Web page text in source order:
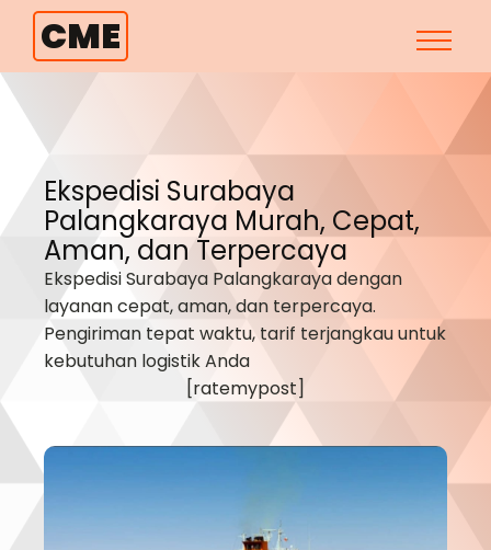
CME
Ekspedisi Surabaya
Palangkaraya Murah, Cepat,
Aman, dan Terpercaya
Ekspedisi Surabaya Palangkarayadengan
layanan cepat, aman, dan terpercaya.
Pengiriman tepat waktu, tarif terjangkau untuk
kebutuhan logistik Anda
[ratemypost]